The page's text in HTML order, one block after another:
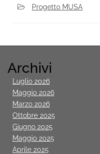
Progetto MUSA
Archivi
Luglio 2026
Maggio 2026
Marzo 2026
Ottobre 2025
Giugno 2025
Maggio 2025
Aprile 2025